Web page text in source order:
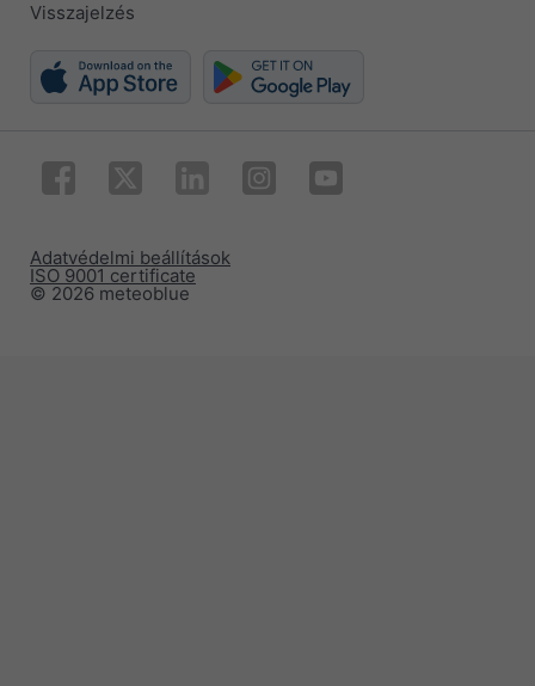
Visszajelzés
© 2026 meteoblue
ISO 9001 certificate
Adatvédelmi beállítások